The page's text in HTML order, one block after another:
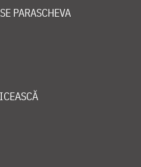
PARASCHEVA